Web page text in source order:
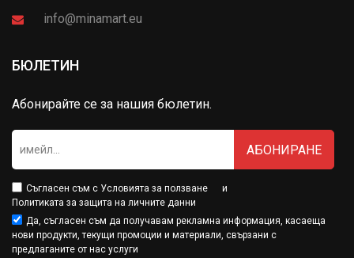
info@minamart.eu
БЮЛЕТИН
Абонирайте се за нашия бюлетин.
АБОНИРАНЕ
Съгласен съм с Условията за ползване
и
Политиката за защита на личните данни
Да, съгласен съм да получавам рекламна информация, касаеща
нови продукти, текущи промоции и материали, свързани с
предлаганите от нас услуги